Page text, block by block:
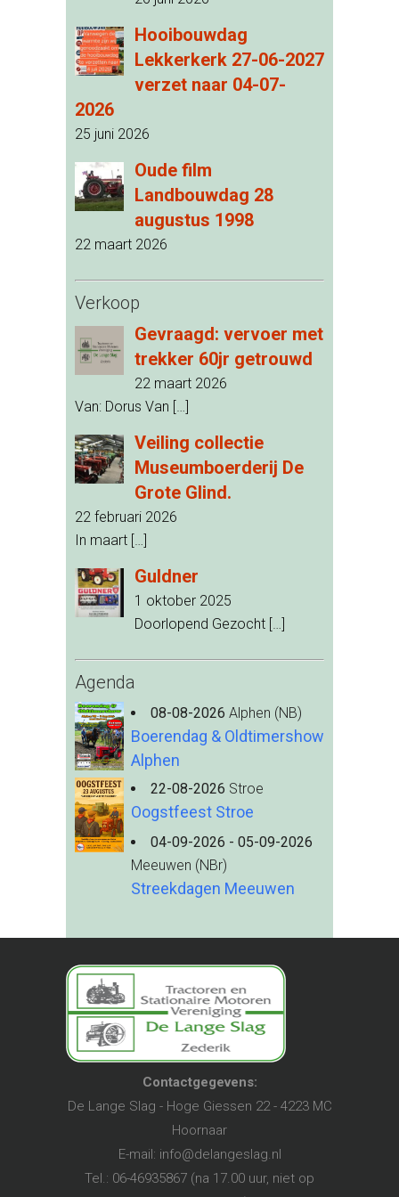
Hooibouwdag
Lekkerkerk 27-06-2027
verzet naar 04-07-
2026
25 juni 2026
Oude film
Landbouwdag 28
augustus 1998
22 maart 2026
Verkoop
Gevraagd: vervoer met
trekker 60jr getrouwd
22 maart 2026
Van: Dorus Van […]
Veiling collectie
Museumboerderij De
Grote Glind.
22 februari 2026
In maart […]
Guldner
1 oktober 2025
Doorlopend Gezocht […]
Agenda
08-08-2026 Alphen (NB)
Boerendag & Oldtimershow
Alphen
22-08-2026 Stroe
Oogstfeest Stroe
04-09-2026 - 05-09-2026
Meeuwen (NBr)
Streekdagen Meeuwen
Contactgegevens:
De Lange Slag - Hoge Giessen 22 - 4223 MC
Hoornaar
E-mail: info@delangeslag.nl
Tel.: 06-46935867 (na 17.00 uur, niet op